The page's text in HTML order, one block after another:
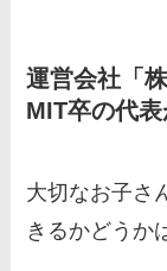
運営会社「
MIT卒の代
大切なお子さ
きるかどうか